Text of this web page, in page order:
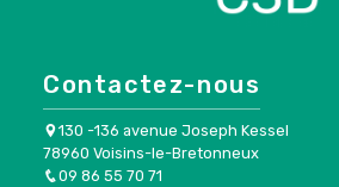
Contactez-nous
130 -136 avenue Joseph Kessel
78960 Voisins-le-Bretonneux
09 86 55 70 71